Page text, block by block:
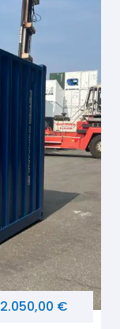
2.050,00 €